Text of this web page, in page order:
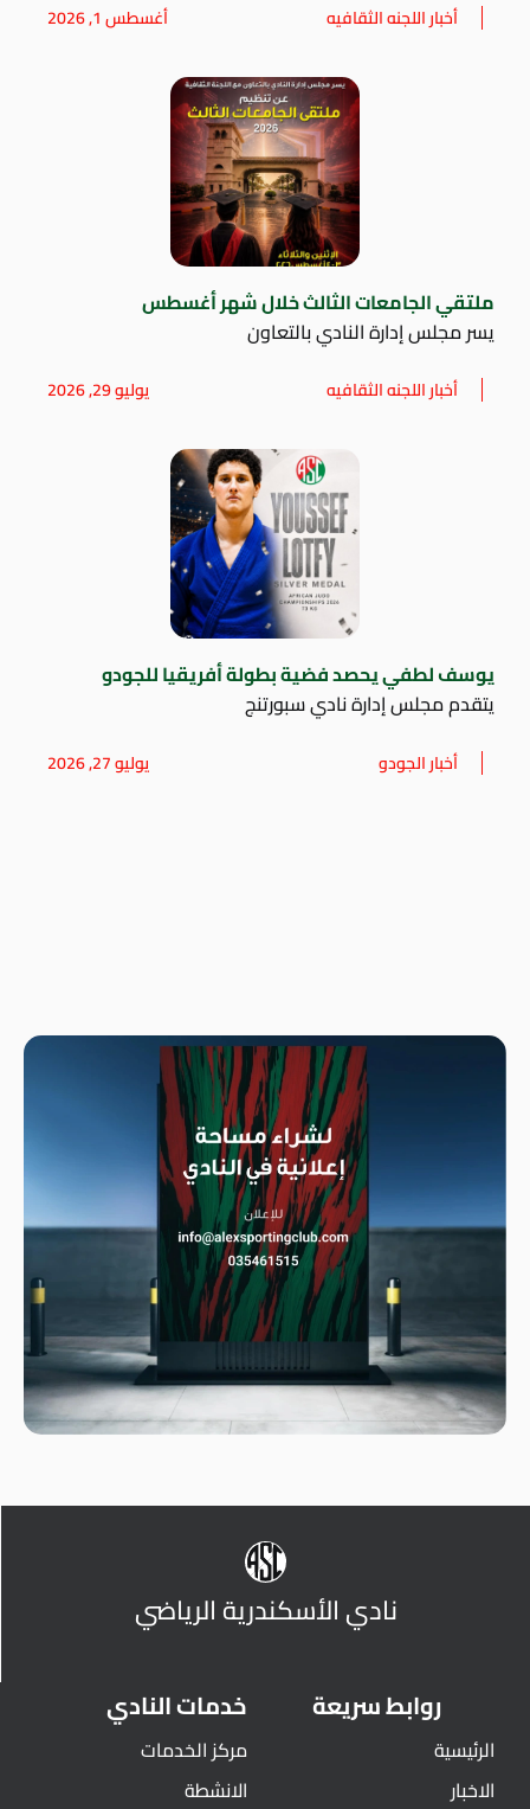
أخبار اللجنه الثقافيه أغسطس 1, 2026
ملتقي الجامعات الثالث خلال شهر أغسطس
يسر مجلس إدارة النادي بالتعاون
أخبار اللجنه الثقافيه يوليو 29, 2026
يوسف لطفي يحصد فضية بطولة أفريقيا للجودو
يتقدم مجلس إدارة نادي سبورتنج
أخبار الجودو يوليو 27, 2026
نادي الأسكندرية الرياضي
روابط سريعة
الرئيسية
الاخبار
خدمات النادي
مركز الخدمات
الانشطة